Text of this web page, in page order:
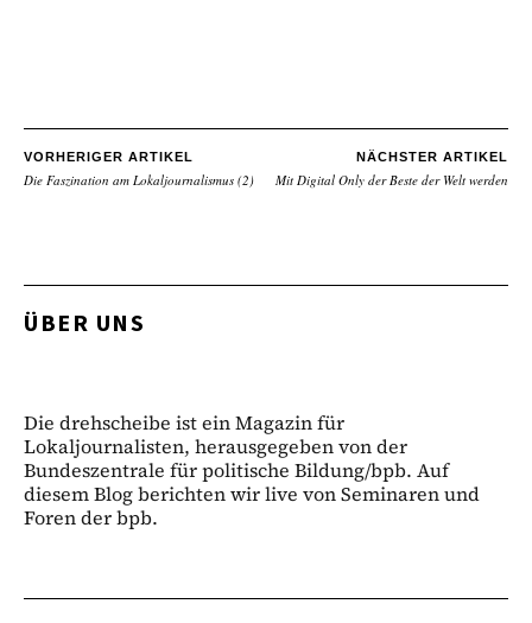
VORHERIGER ARTIKEL
Die Faszination am Lokaljournalismus (2)
NÄCHSTER ARTIKEL
Mit Digital Only der Beste der Welt werden
ÜBER UNS
Die drehscheibe ist ein Magazin für
Lokaljournalisten, herausgegeben von der
Bundeszentrale für politische Bildung/bpb. Auf
diesem Blog berichten wir live von Seminaren und
Foren der bpb.